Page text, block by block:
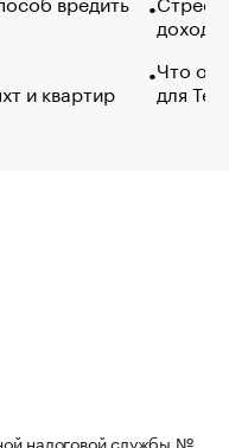
и квартир
Что
для
налоговой службы №